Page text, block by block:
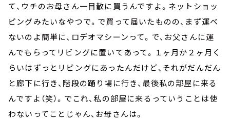
て、ウチのお母さん一目散に買うんですよ。ネットショッ
ピングみたいなやつで。で買って届いたものの、まず運べ
ないのよ簡単に、ロデオマシーンって。で、お父さんに運
んでもらってリビングに置いてあって。１ヶ月か２ヶ月く
らいはずっとリビングにあったんだけど、それがだんだん
と廊下に行き、階段の踊り場に行き、最後私の部屋に来る
んですよ（笑）。でこれ、私の部屋に来るっていうことは使
わないってことじゃん、お母さんは。